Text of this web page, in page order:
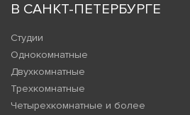
В САНКТ-ПЕТЕРБУРГЕ
Студии
Однокомнатные
Двухкомнатные
Трехкомнатные
Четырехкомнатные и более